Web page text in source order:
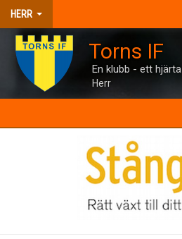
HERR
Torns IF
En klubb - ett hjärta
Herr